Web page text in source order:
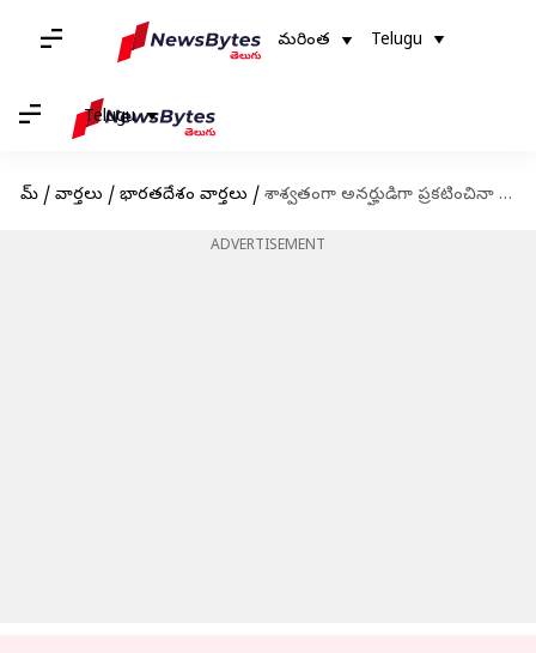
మరింత Telugu
Telugu
హోమ్ / వార్తలు / భారతదేశం వార్తలు / శాశ్వతంగా అనర్హుడిగా ప్రకటించినా తగ్గేది లేదు, జైల్లో పెట్టినా భయపడను: రాహుల్ గాంధీ
ADVERTISEMENT